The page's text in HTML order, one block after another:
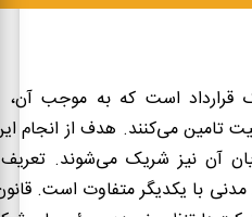
است که به موجب آن،
تامین می‌کنند. هدف از انجام
آن نیز شریک می‌شوند.
با یکدیگر متفاوت است.